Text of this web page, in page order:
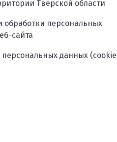
Тверской области
обработки персональных
сайта
персональных данных